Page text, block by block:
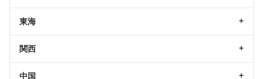
東海
関西
中国